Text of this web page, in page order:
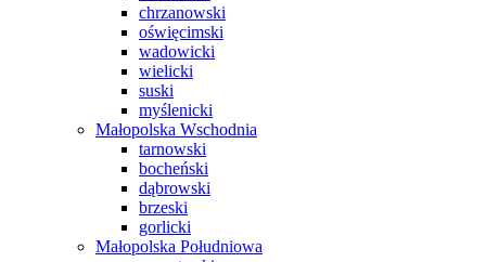
chrzanowski
oświęcimski
wadowicki
wielicki
suski
myślenicki
Małopolska Wschodnia
tarnowski
bocheński
dąbrowski
brzeski
gorlicki
Małopolska Południowa